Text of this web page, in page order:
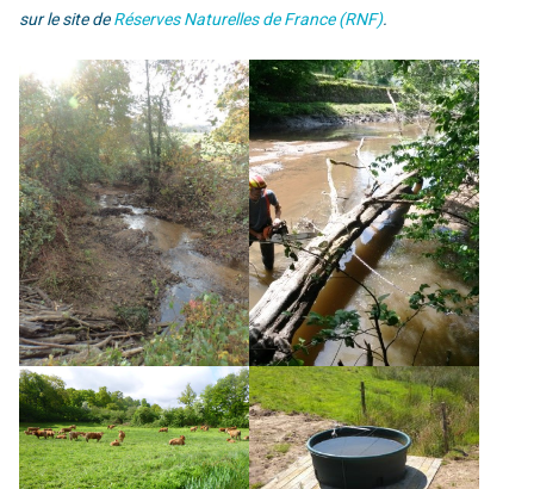
sur le site deRéserves Naturelles de France (RNF).